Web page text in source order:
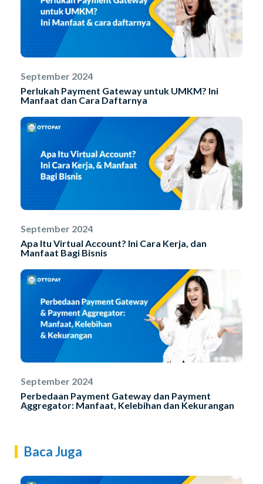
September 2024
Perlukah Payment Gateway untuk UMKM? Ini
Manfaat dan Cara Daftarnya
September 2024
Apa Itu Virtual Account? Ini Cara Kerja, dan
Manfaat Bagi Bisnis
September 2024
Perbedaan Payment Gateway dan Payment
Aggregator: Manfaat, Kelebihan dan Kekurangan
Baca Juga